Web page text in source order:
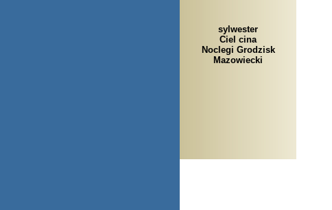
sylwester
Ciel cina
Noclegi Grodzisk
Mazowiecki